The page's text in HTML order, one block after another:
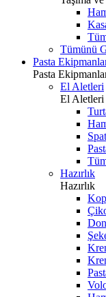
Tümünü
Pasta
Pasta
El Aletleri
El Aletleri
Hazırlık
Hazırlık